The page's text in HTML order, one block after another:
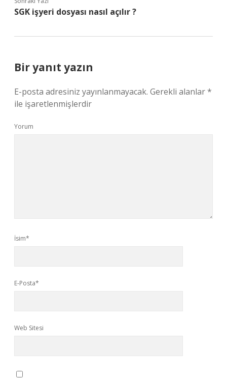
SGK işyeri dosyası nasıl açılır ?
Bir yanıt yazın
E-posta adresiniz yayınlanmayacak. Gerekli alanlar*
ile işaretlenmişlerdir
Yorum
İsim*
E-Posta*
Web Sitesi